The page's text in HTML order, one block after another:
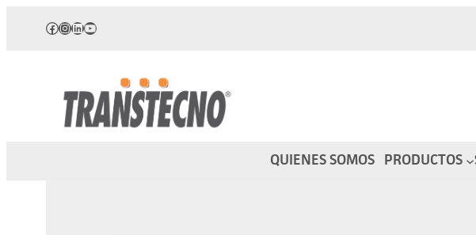
Facebook
Instagram
LinkedIn
YouTube
QUIENES SOMOS PRODUCTOS